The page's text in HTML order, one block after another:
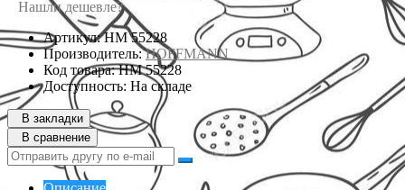
Нашли дешевле?
Артикул: НМ 55228
Производитель:HOFFMANN
Код товара: НМ 55228
Доступность: На складе
В закладки
В сравнение